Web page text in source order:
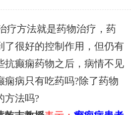
疗方法就是药物治疗，药
了很好的控制作用，但仍有
抗癫痫药物之后，病情不见
痫病只有吃药吗?除了药物
方法吗?